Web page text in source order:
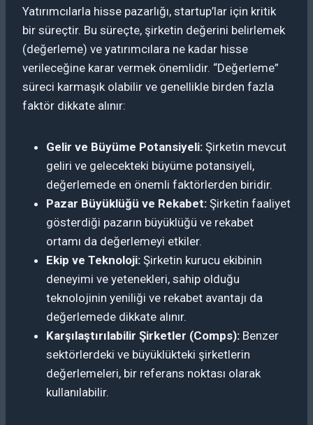
Yatırımcılarla hisse pazarlığı, startup’lar için kritik
bir süreçtir. Bu süreçte, şirketin değerini belirlemek
(değerleme) ve yatırımcılara ne kadar hisse
verileceğine karar vermek önemlidir. “Değerleme”
süreci karmaşık olabilir ve genellikle birden fazla
faktör dikkate alınır:
Gelir ve Büyüme Potansiyeli: Şirketin mevcut
geliri ve gelecekteki büyüme potansiyeli,
değerlemede en önemli faktörlerden biridir.
Pazar Büyüklüğü ve Rekabet: Şirketin faaliyet
gösterdiği pazarın büyüklüğü ve rekabet
ortamı da değerlemeyi etkiler.
Ekip ve Teknoloji: Şirketin kurucu ekibinin
deneyimi ve yetenekleri, sahip olduğu
teknolojinin yeniliği ve rekabet avantajı da
değerlemede dikkate alınır.
Karşılaştırılabilir Şirketler (Comps): Benzer
sektörlerdeki ve büyüklükteki şirketlerin
değerlemeleri, bir referans noktası olarak
kullanılabilir.